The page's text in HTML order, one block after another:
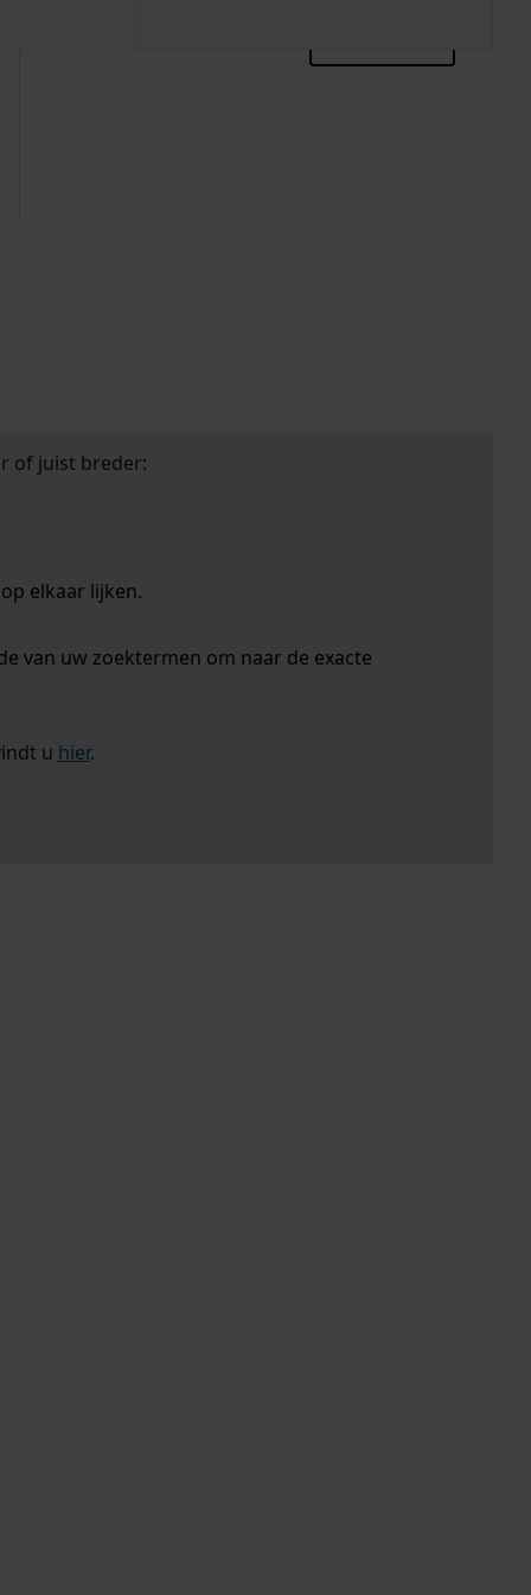
of juist breder:
elkaar lijken.
van uw zoektermen om naar de exacte
u hier.